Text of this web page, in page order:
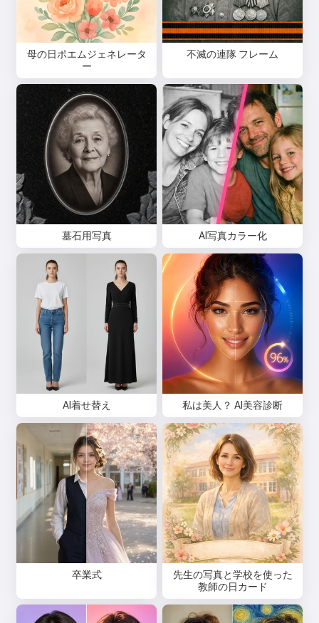
母の日ポエムジェネレータ
ー
不滅の連隊 フレーム
墓石用写真 AI写真カラー化
AI着せ替え 私は美人？ AI美容診断
卒業式
先生の写真と学校を使った
教師の日カード